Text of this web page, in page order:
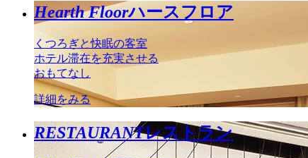
Hearth Floorハースフロア
くつろぎと快眠の客室
ホテル滞在を充実させる
おもてなし
詳細をみる
RESTAURANTレストラン